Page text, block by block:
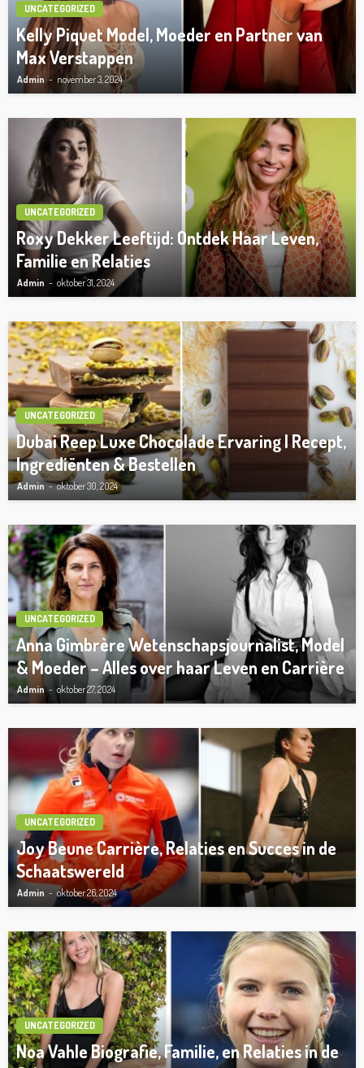
UNCATEGORIZED
Kelly Piquet Model, Moeder en Partner van
Max Verstappen
Admin november 3, 2024
UNCATEGORIZED
Roxy Dekker Leeftijd: Ontdek Haar Leven,
Familie en Relaties
Admin oktober 31, 2024
UNCATEGORIZED
Dubai Reep Luxe Chocolade Ervaring | Recept,
Ingrediënten & Bestellen
Admin oktober 30, 2024
UNCATEGORIZED
Anna Gimbrère Wetenschapsjournalist, Model
& Moeder – Alles over haar Leven en Carrière
Admin oktober 27, 2024
UNCATEGORIZED
Joy Beune Carrière, Relaties en Succes in de
Schaatswereld
Admin oktober 26, 2024
UNCATEGORIZED
Noa Vahle Biografie, Familie, en Relaties in de